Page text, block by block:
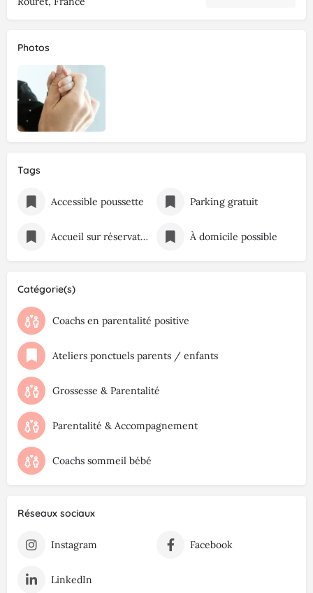
Photos
Tags
Accessible poussette Parking gratuit
Accueil sur réservation À domicile possible
Catégorie(s)
Coachs en parentalité positive
Ateliers ponctuels parents / enfants
Grossesse & Parentalité
Parentalité & Accompagnement
Coachs sommeil bébé
Réseaux sociaux
Instagram Facebook
LinkedIn